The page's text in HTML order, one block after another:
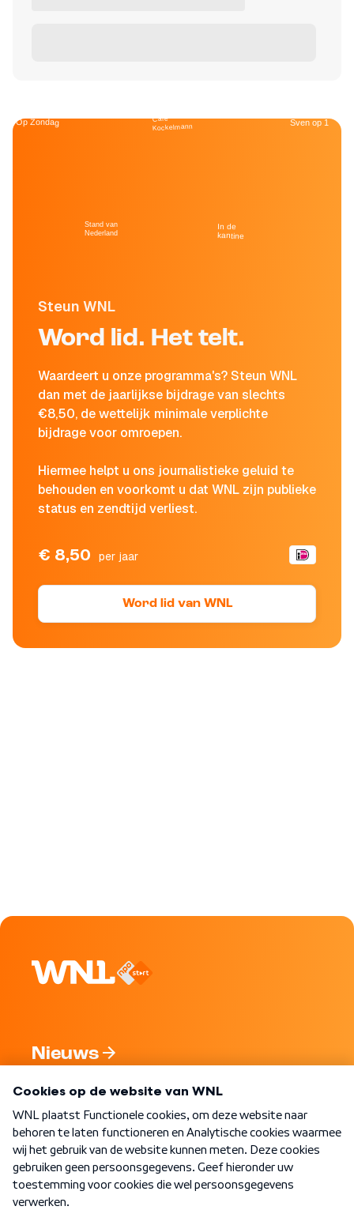
Steun WNL
Word lid. Het telt.
Waardeert u onze programma's? Steun WNL
dan met de jaarlijkse bijdrage van slechts
€8,50, de wettelijk minimale verplichte
bijdrage voor omroepen.
Hiermee helpt u ons journalistieke geluid te
behouden en voorkomt u dat WNL zijn publieke
status en zendtijd verliest.
€ 8,50 per jaar
Word lid van WNL
Op Zondag
Stand van
Nederland
Café
Kockelmann
In de
kantine
Sven op 1
Nieuws
Nieuwsbrief
Word Lid